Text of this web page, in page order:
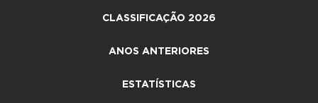
CLASSIFICAÇÃO 2026
ANOS ANTERIORES
ESTATÍSTICAS